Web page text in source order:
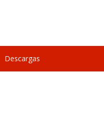
Descargas